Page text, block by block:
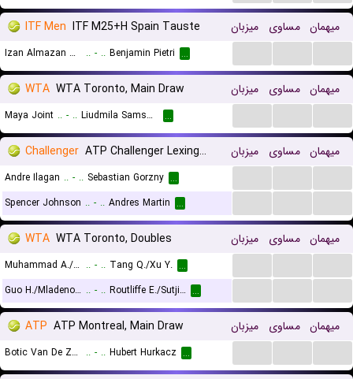
ITF Men ITF M25+H Spain Tauste میزبان مساوی میهمان
Izan Almazan Valiente .. - .. Benjamin Pietri ...
WTA WTA Toronto, Main Draw میزبان مساوی میهمان
Maya Joint .. - .. Liudmila Samsonova ...
Challenger ATP Challenger Lexington, Main Draw میزبان مساوی میهمان
Andre Ilagan .. - .. Sebastian Gorzny ...
Spencer Johnson .. - .. Andres Martin ...
WTA WTA Toronto, Doubles میزبان مساوی میهمان
Muhammad A./Stollar F. .. - .. Tang Q./Xu Y. ...
Guo H./Mladenovic K. .. - .. Routliffe E./Sutjiadi A. ...
ATP ATP Montreal, Main Draw میزبان مساوی میهمان
Botic Van De Zandschulp .. - .. Hubert Hurkacz ...